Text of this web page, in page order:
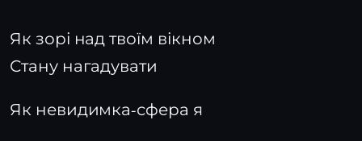
Як зорі над твоїм вікном
Стану нагадувати
Як невидимка-сфера я